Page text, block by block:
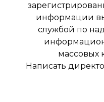
информации
службой по
массовых
Написать